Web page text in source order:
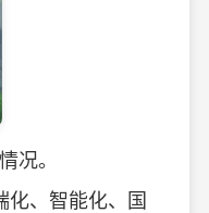
况。
、智能化、国